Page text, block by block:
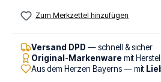
Zum Merkzettel hinzufügen
Versand DPD — schnell & sicher
Original-Markenware mit
Aus dem Herzen Bayerns — mit